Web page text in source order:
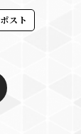
ポスト